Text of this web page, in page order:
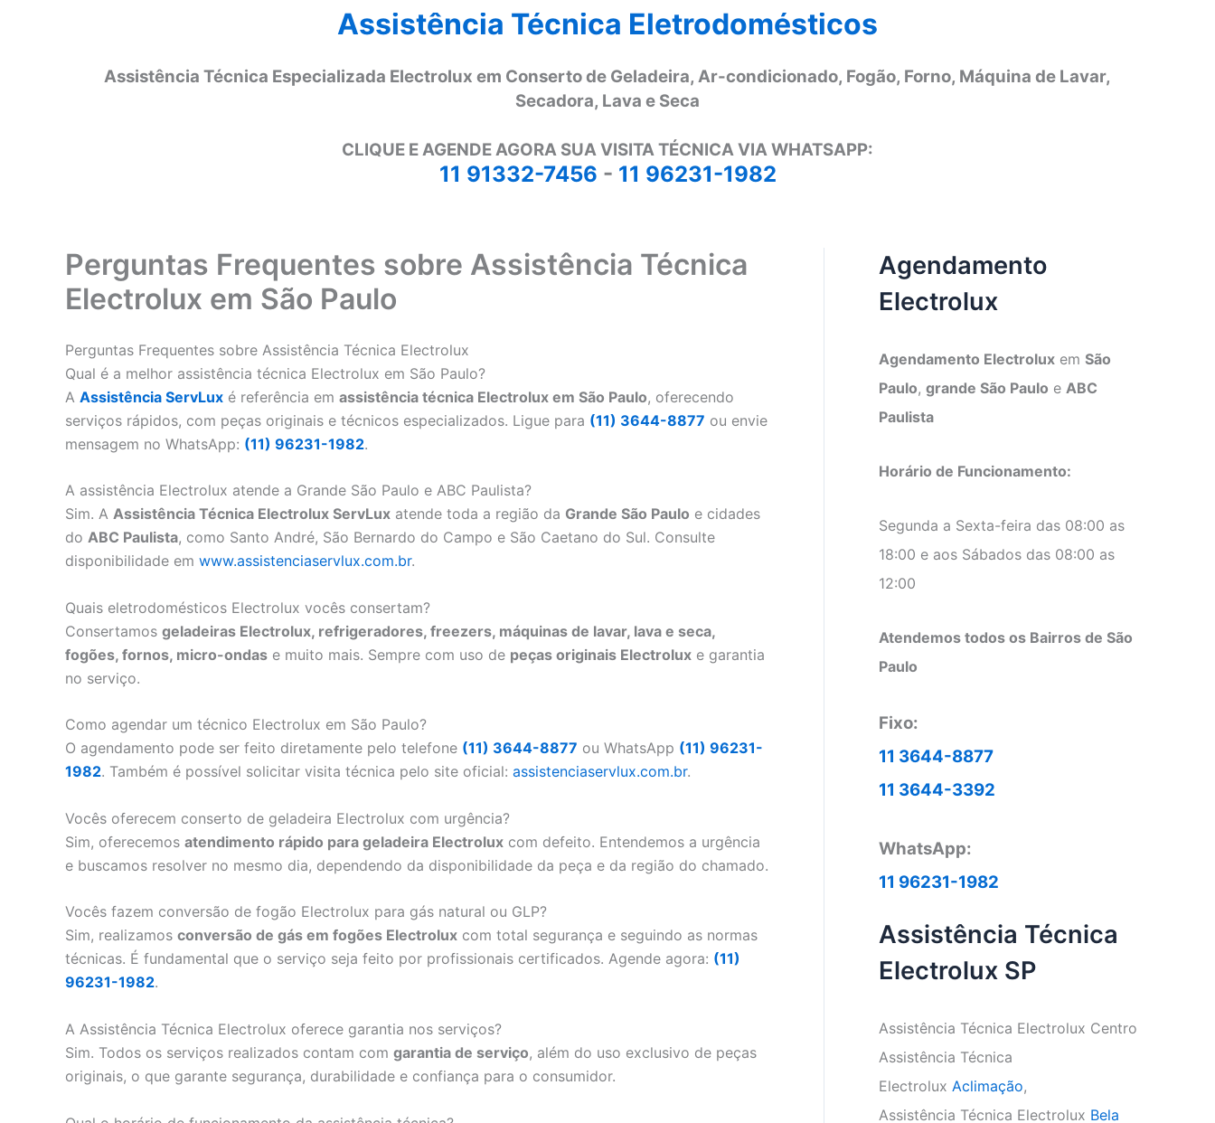
Assistência Técnica Eletrodomésticos
Assistência Técnica Especializada Electrolux em Conserto de Geladeira, Ar-condicionado, Fogão, Forno, Máquina de Lavar,
Secadora, Lava e Seca
CLIQUE E AGENDE AGORA SUA VISITA TÉCNICA VIA WHATSAPP:
11 91332-7456 - 11 96231-1982
Perguntas Frequentes sobre Assistência Técnica
Electrolux em São Paulo
Perguntas Frequentes sobre Assistência Técnica Electrolux
Qual é a melhor assistência técnica Electrolux em São Paulo?
A Assistência ServLux é referência em assistência técnica Electrolux em São Paulo, oferecendo
serviços rápidos, com peças originais e técnicos especializados. Ligue para (11) 3644-8877 ou envie
mensagem no WhatsApp: (11) 96231-1982.
A assistência Electrolux atende a Grande São Paulo e ABC Paulista?
Sim. A Assistência Técnica Electrolux ServLux atende toda a região da Grande São Paulo e cidades
do ABC Paulista, como Santo André, São Bernardo do Campo e São Caetano do Sul. Consulte
disponibilidade em www.assistenciaservlux.com.br.
Quais eletrodomésticos Electrolux vocês consertam?
Consertamos geladeiras Electrolux, refrigeradores, freezers, máquinas de lavar, lava e seca,
fogões, fornos, micro-ondas e muito mais. Sempre com uso de peças originais Electrolux e garantia
no serviço.
Como agendar um técnico Electrolux em São Paulo?
O agendamento pode ser feito diretamente pelo telefone (11) 3644-8877 ou WhatsApp (11) 96231-
1982. Também é possível solicitar visita técnica pelo site oficial: assistenciaservlux.com.br.
Vocês oferecem conserto de geladeira Electrolux com urgência?
Sim, oferecemos atendimento rápido para geladeira Electrolux com defeito. Entendemos a urgência
e buscamos resolver no mesmo dia, dependendo da disponibilidade da peça e da região do chamado.
Vocês fazem conversão de fogão Electrolux para gás natural ou GLP?
Sim, realizamos conversão de gás em fogões Electrolux com total segurança e seguindo as normas
técnicas. É fundamental que o serviço seja feito por profissionais certificados. Agende agora: (11)
96231-1982.
A Assistência Técnica Electrolux oferece garantia nos serviços?
Sim. Todos os serviços realizados contam com garantia de serviço, além do uso exclusivo de peças
originais, o que garante segurança, durabilidade e confiança para o consumidor.
Agendamento
Electrolux
Agendamento Electrolux em São
Paulo, grande São Paulo e ABC
Paulista
Horário de Funcionamento:
Segunda a Sexta-feira das 08:00 as
18:00 e aos Sábados das 08:00 as
12:00
Atendemos todos os Bairros de São
Paulo
Fixo:
11 3644-8877
11 3644-3392
WhatsApp:
11 96231-1982
Assistência Técnica
Electrolux SP
Assistência Técnica Electrolux Centro
Assistência Técnica
Electrolux Aclimação,
Assistência Técnica Electrolux Bela